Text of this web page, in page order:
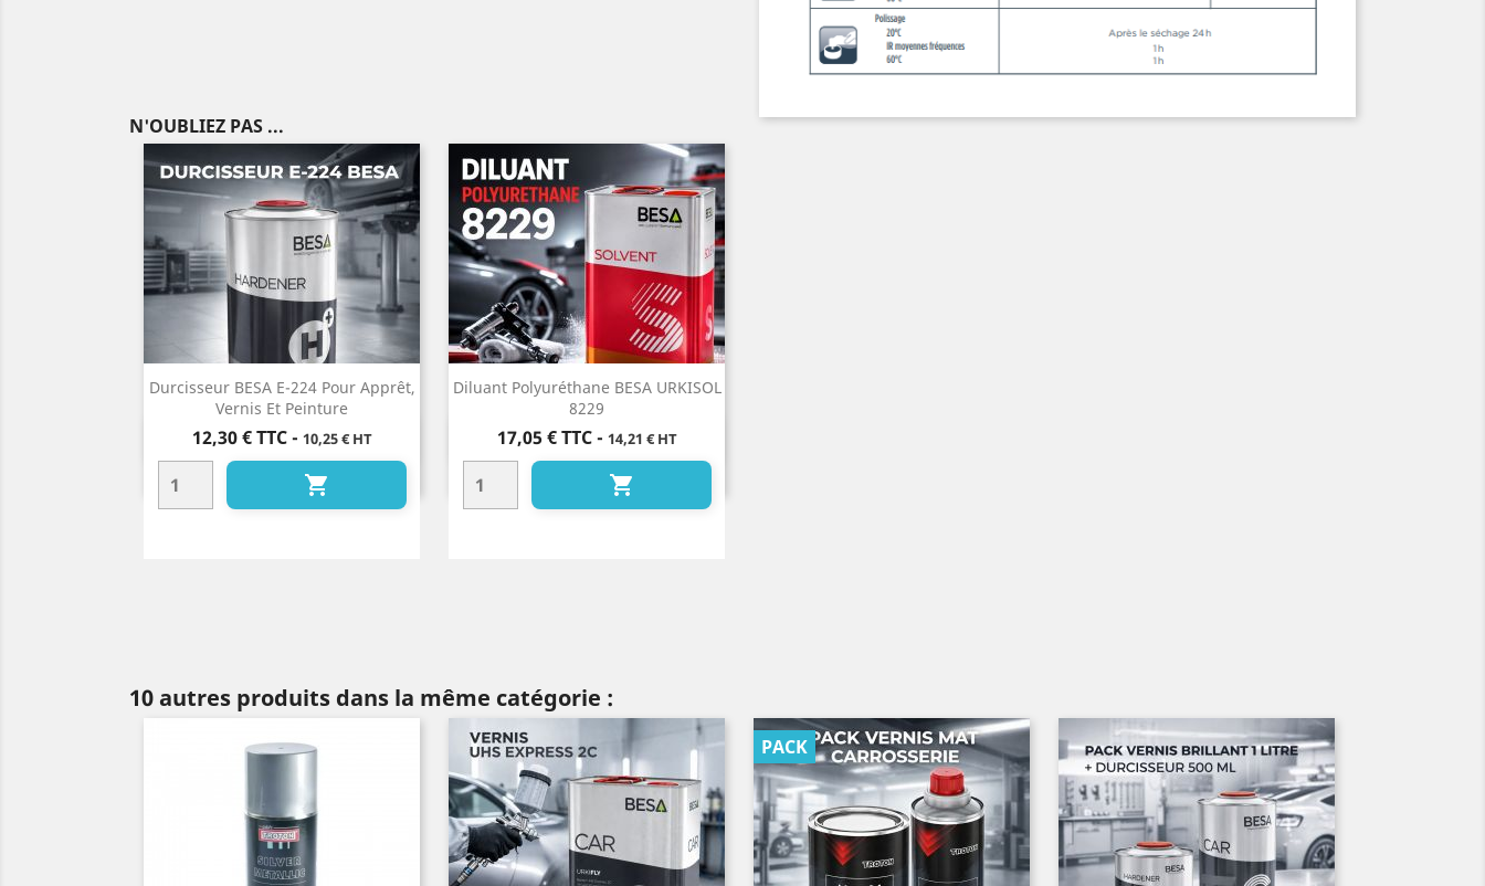
N'OUBLIEZ PAS ...
Durcisseur BESA E-224 Pour Apprêt,
Vernis Et Peinture
Prix
12,30 € TTC- 10,25 € HT

Aperçu rapide
Diluant Polyuréthane BESA URKISOL
8229
Prix
17,05 € TTC- 14,21 € HT

Aperçu rapide
10 autres produits dans la même catégorie :
PACK